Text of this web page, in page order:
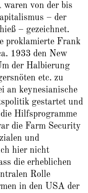
von der bis
– der
– gezeichnet.
proklamierte Frank
1933 den New
der Halbierung
etc. zu
an keynesianische
gestartet und
Hilfsprogramme
die Farm Security
und
hier nicht
die erheblichen
Rolle
in den USA der